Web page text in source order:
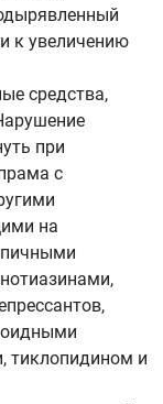
к увеличению
средства,
при
с
на
тиклопидином и